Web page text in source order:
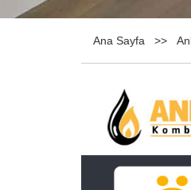
Ana Sayfa